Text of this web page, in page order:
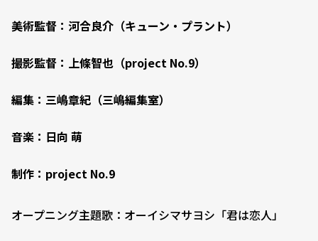
美術監督：河合良介（キューン・プラント）
撮影監督：上條智也（project No.9）
編集：三嶋章紀（三嶋編集室）
音楽：日向 萌
制作：project No.9
オープニング主題歌：オーイシマサヨシ「君は恋人」